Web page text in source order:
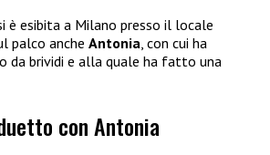
è esibita a Milano presso il locale
palco anche Antonia, con cui ha
da brividi e alla quale ha fatto una
con Antonia